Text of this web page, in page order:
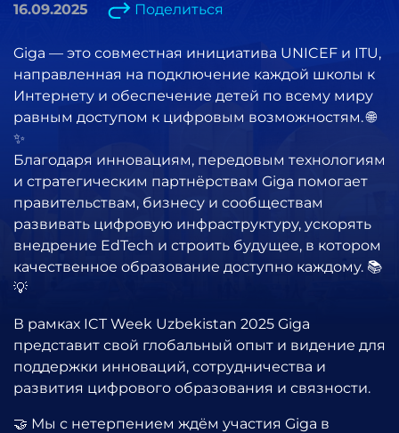
16.09.2025 Поделиться
Giga — это совместная инициатива UNICEF и ITU,
направленная на подключение каждой школы к
Интернету и обеспечение детей по всему миру
равным доступом к цифровым возможностям. 🌐
✨
Благодаря инновациям, передовым технологиям
и стратегическим партнёрствам Giga помогает
правительствам, бизнесу и сообществам
развивать цифровую инфраструктуру, ускорять
внедрение EdTech и строить будущее, в котором
качественное образование доступно каждому. 📚
💡
В рамках ICT Week Uzbekistan 2025 Giga
представит свой глобальный опыт и видение для
поддержки инноваций, сотрудничества и
развития цифрового образования и связности.
🤝 Мы с нетерпением ждём участия Giga в